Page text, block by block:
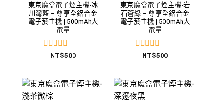
東京魔盒電子煙主機-冰
川灣藍 – 尊享全鋁合金
電子菸主機 | 500mAh大
電量
評
滿
分
5
NT$500
東京魔盒電子煙主機-岩
石蒼綠 – 尊享全鋁合金
電子菸主機 | 500mAh大
電量
評
滿
分
5
NT$500